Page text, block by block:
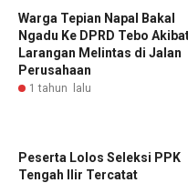
Warga Tepian Napal Bakal
Ngadu Ke DPRD Tebo
Larangan Melintas di Jalan
Perusahaan
1 tahun lalu
Peserta Lolos Seleksi PPK
Tengah Ilir Tercatat